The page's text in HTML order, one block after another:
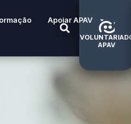
Apoiar APAV
APAV